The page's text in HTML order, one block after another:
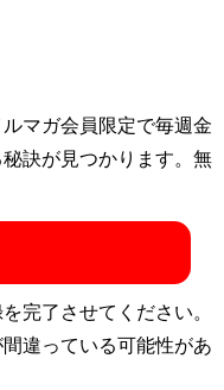
マガ会員限定で毎週金
訣が見つかります。無
完了させてください。
違っている可能性があ